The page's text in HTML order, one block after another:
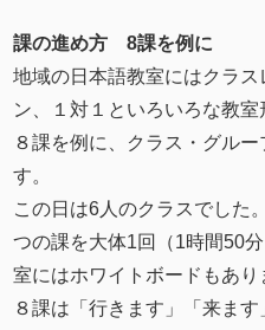
課の進め方 8課を例に
地域の日本語教室にはクラ
ン、１対１といろいろな教
８課を例に、クラス・グル
す。
この日は6人のクラスでした
つの課を大体1回（1時間50
室にはホワイトボードもあり
８課は「行きます」「来ま